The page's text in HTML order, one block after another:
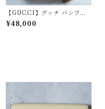
【GUCCI】グッチ バンブー
スモールショッパーハンドバ
ッグ pink beige
¥48,000